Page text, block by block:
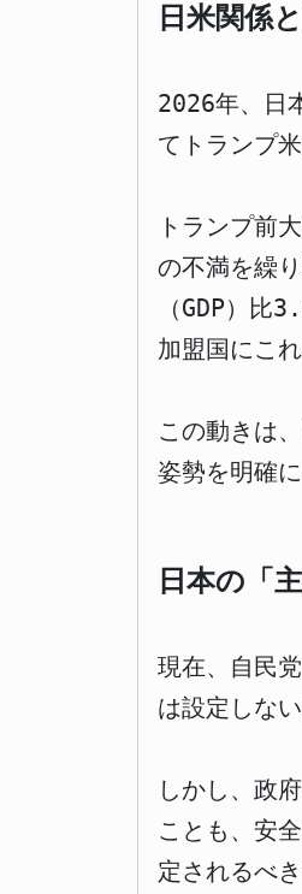
日米関係
2026年、日
てトランプ
トランプ前
の不満を繰
（GDP）
加盟国にこ
この動きは
姿勢を明確
日本の「
現在、自民
は設定しな
しかし、政
ことも、安
定されるべ